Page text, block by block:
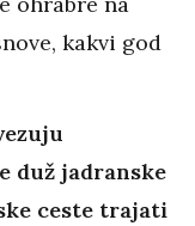
kakvi god
duž jadranske
ceste trajati